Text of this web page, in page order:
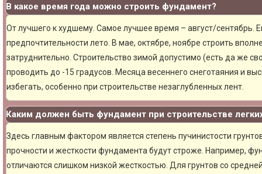
В какое время года можно строить фундамент?
От лучшего к худшему. Самое лучшее время – август/сентябрь.
предпочтительности лето. В мае, октябре, ноябре строить
затруднительно. Строительство зимой допустимо (есть да же
проводить до -15 градусов. Месяца весеннего снеготаяния и
избегать, особенно при строительстве незаглубленных лент.
Каким должен быть фундамент при строительстве
Здесь главным фактором является степень пучинистости
прочности и жесткости фундамента будут строже. Например,
отличаются слишком низкой жесткостью. Для грунтов со